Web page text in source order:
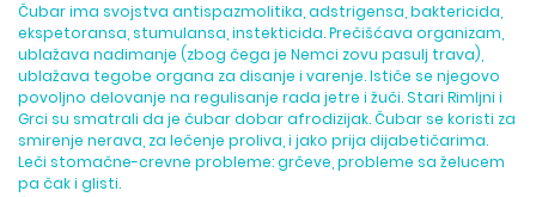
Čubar ima svojstva antispazmolitika, adstrigensa, baktericida,
ekspetoransa, stumulansa, instekticida. Prečišćava organizam,
ublažava nadimanje (zbog čega je Nemci zovu pasulj trava),
ublažava tegobe organa za disanje i varenje. Ističe se njegovo
povoljno delovanje na regulisanje rada jetre i žuči. Stari Rimljni i
Grci su smatrali da je čubar dobar afrodizijak. Čubar se koristi za
smirenje nerava, za lečenje proliva, i jako prija dijabetičarima.
Leči stomačne-crevne probleme: grčeve, probleme sa želucem
pa čak i glisti.